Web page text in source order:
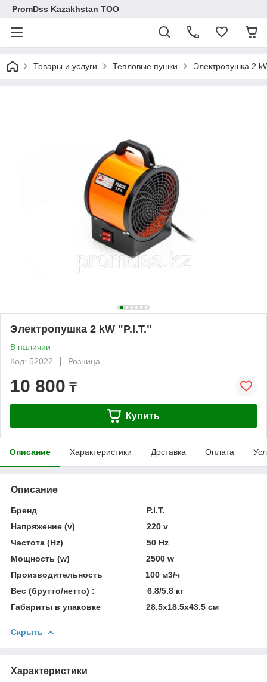
PromDss Kazakhstan TOO
Товары и услуги Тепловые пушки Электропушка 2
Электропушка 2 kW "P.I.T."
В наличии
Код: 52022
Розница
10 800 ₸
Купить
Описание Характеристики Доставка Оплата
Описание
Бренд P.I.T.
Напряжение (v) 220 v
Частота (Hz) 50 Hz
Мощность (w) 2500 w
Производительность 100 м3/ч
Вес (брутто/нетто) :
6.8/5.8 кг
Габариты в упаковке 28.5х18.5х43.5 см
Скрыть
Характеристики